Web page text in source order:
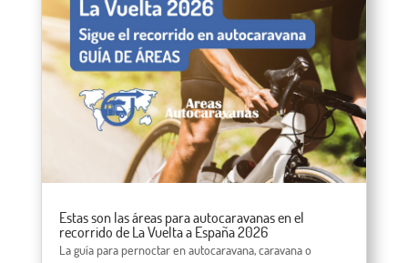
Estas son las áreas para autocaravanas en el
recorrido de La Vuelta a España 2026
La guía para pernoctar en autocaravana, caravana o